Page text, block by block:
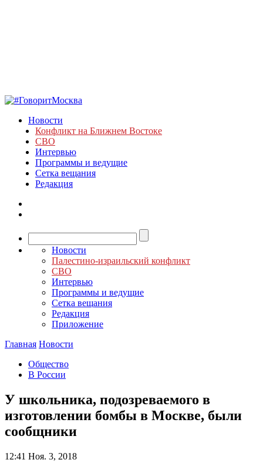
Новости
Конфликт на Ближнем Востоке
СВО
Интервью
Программы и ведущие
Сетка вещания
Редакция
Новости
Палестино-израильский конфликт
СВО
Интервью
Программы и ведущие
Сетка вещания
Редакция
Приложение
Главная Новости
Общество
В России
У школьника, подозреваемого в
изготовлении бомбы в Москве, были
сообщники
12:41 Ноя. 3, 2018